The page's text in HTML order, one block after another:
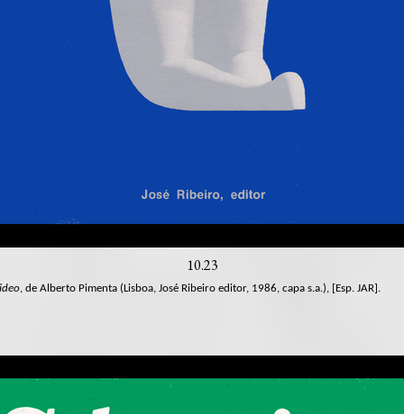
10.23
, de Alberto Pimenta (Lisboa, José Ribeiro editor, 1986, capa s.a.), [Esp. JAR].